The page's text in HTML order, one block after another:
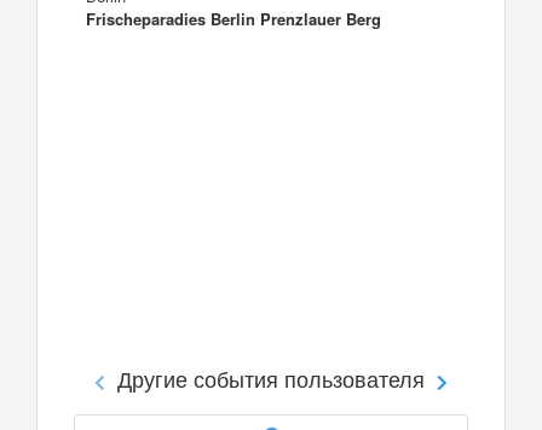
Frischeparadies Berlin Prenzlauer Berg
Другие события пользователя